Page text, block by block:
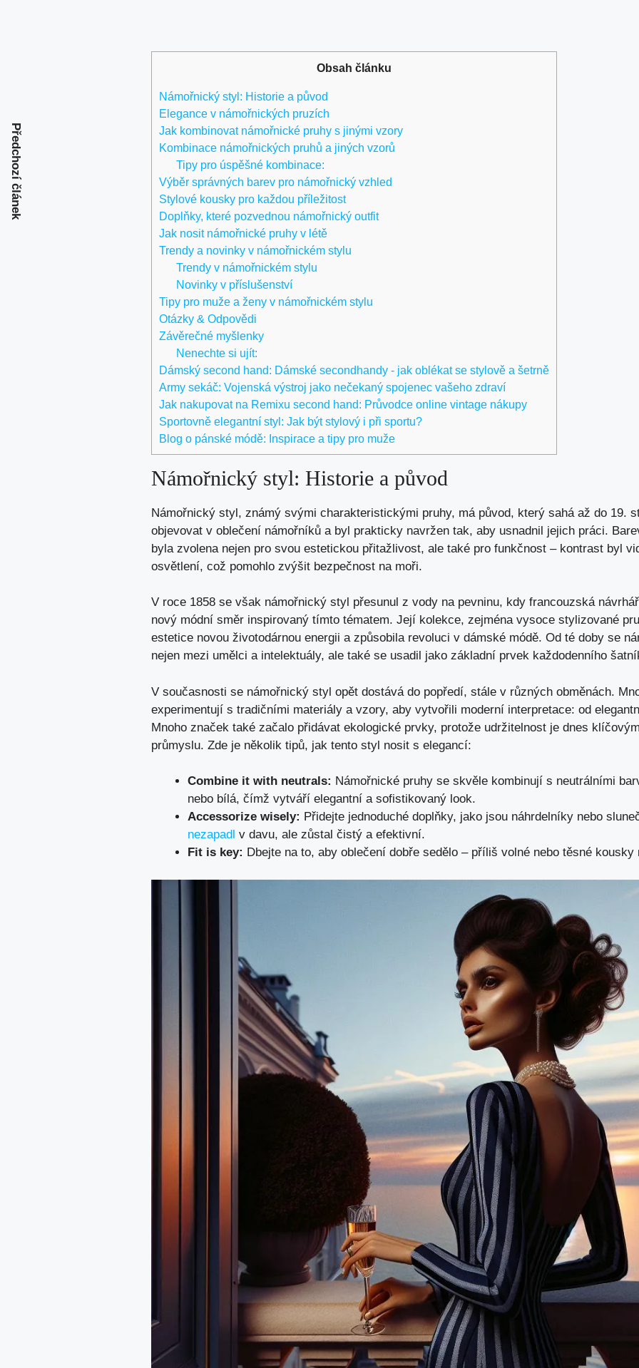
Obsah článku
Námořnický styl: Historie a původ
Elegance v námořnických pruzích
Jak kombinovat námořnické pruhy s jinými vzory
Kombinace námořnických pruhů a jiných vzorů
Tipy pro úspěšné kombinace:
Výběr správných barev pro námořnický vzhled
Stylové kousky pro každou příležitost
Doplňky, které pozvednou námořnický outfit
Jak nosit námořnické pruhy v létě
Trendy a novinky v námořnickém stylu
Trendy v námořnickém stylu
Novinky v příslušenství
Tipy pro muže a ženy v námořnickém stylu
Otázky & Odpovědi
Závěrečné myšlenky
Nenechte si ujít:
Dámský second hand: Dámské secondhandy - jak oblékat se stylově a šetrně
Army sekáč: Vojenská výstroj jako nečekaný spojenec vašeho zdraví
Jak nakupovat na Remixu second hand: Průvodce online vintage nákupy
Sportovně elegantní styl: Jak být stylový i při sportu?
Blog o pánské módě: Inspirace a tipy pro muže
Námořnický styl: Historie a původ
Námořnický styl, známý svými charakteristickými pruhy, má původ, který sahá až do 19.
objevovat v oblečení námořníků a byl prakticky navržen tak, aby usnadnil jejich práci.
byla zvolena nejen pro svou estetickou přitažlivost, ale také pro funkčnost – kontrast byl
osvětlení, což pomohlo zvýšit bezpečnost na moři.
V roce 1858 se však námořnický styl přesunul z vody na pevninu, kdy francouzská
nový módní směr inspirovaný tímto tématem. Její kolekce, zejména vysoce stylizované
estetice novou životodárnou energii a způsobila revoluci v dámské módě. Od té doby se
nejen mezi umělci a intelektuály, ale také se usadil jako základní prvek každodenního
V současnosti se námořnický styl opět dostává do popředí, stále v různých obměnách.
experimentují s tradičními materiály a vzory, aby vytvořili moderní interpretace: od
Mnoho značek také začalo přidávat ekologické prvky, protože udržitelnost je dnes
průmyslu. Zde je několik tipů, jak tento styl nosit s elegancí:
Combine it with neutrals: Námořnické pruhy se skvěle kombinují s neutrálními
nebo bílá, čímž vytváří elegantní a sofistikovaný look.
Accessorize wisely: Přidejte jednoduché doplňky, jako jsou náhrdelníky nebo
nezapadl v davu, ale zůstal čistý a efektivní.
Fit is key: Dbejte na to, aby oblečení dobře sedělo – příliš volné nebo těsné
Předchozí článek